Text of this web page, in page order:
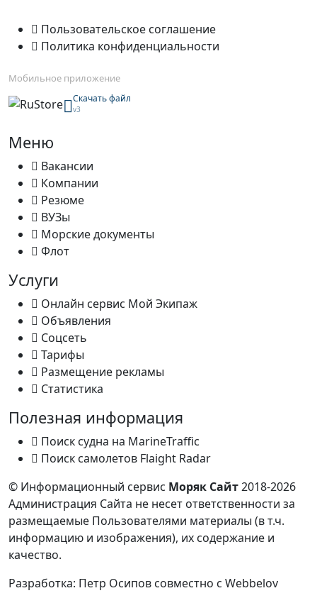
Пользовательское соглашение
Политика конфиденциальности
Мобильное приложение
Скачать файл
v3
Меню
Вакансии
Компании
Резюме
ВУЗы
Морские документы
Флот
Услуги
Онлайн сервис Мой Экипаж
Объявления
Соцсеть
Тарифы
Размещение рекламы
Статистика
Полезная информация
Поиск судна на MarineTraffic
Поиск самолетов Flaight Radar
© Информационный сервис Моряк Сайт2018-2026
Администрация Сайта не несет ответственности за
размещаемые Пользователями материалы (в т.ч.
информацию и изображения), их содержание и
качество.
Разработка: Петр Осипов совместно с Webbelov